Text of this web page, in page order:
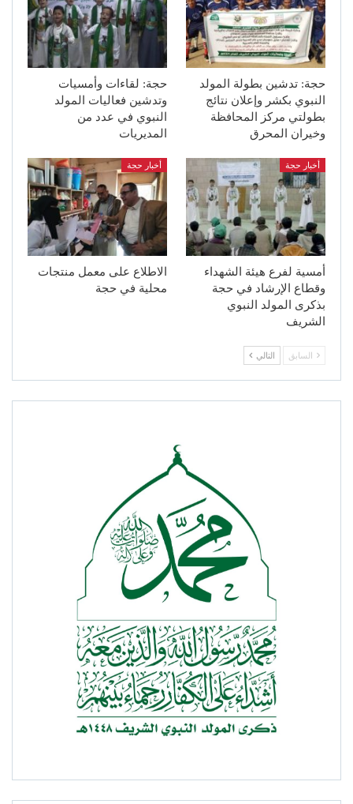
حجة: تدشين بطولة المولد
النبوي بكشر وإعلان نتائج
بطولتي مركز المحافظة
وخيران المحرق
حجة: لقاءات وأمسيات
وتدشين فعاليات المولد
النبوي في عدد من
المديريات
أخبار حجة
أمسية لفرع هيئة الشهداء
وقطاع الإرشاد في حجة
بذكرى المولد النبوي
الشريف
أخبار حجة
الاطلاع على معمل منتجات
محلية في حجة
السابق التالي